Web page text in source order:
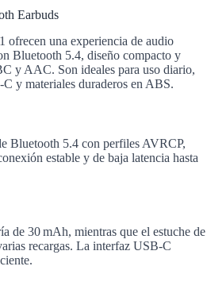
Earbuds
una experiencia de audio
Bluetooth 5.4, diseño compacto y
y AAC. Son ideales para uso diario,
y materiales duraderos en ABS.
Bluetooth 5.4 con perfiles AVRCP,
estable y de baja latencia hasta
de 30 mAh, mientras que el estuche de
recargas. La interfaz USB-C